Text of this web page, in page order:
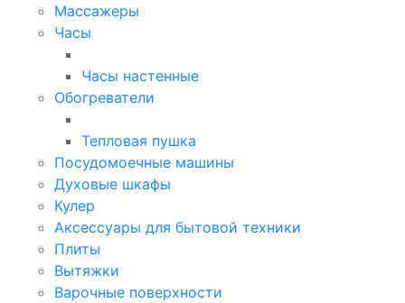
Массажеры
Часы
Часы настенные
Обогреватели
Тепловая пушка
Посудомоечные машины
Духовые шкафы
Кулер
Аксессуары для бытовой техники
Плиты
Вытяжки
Варочные поверхности